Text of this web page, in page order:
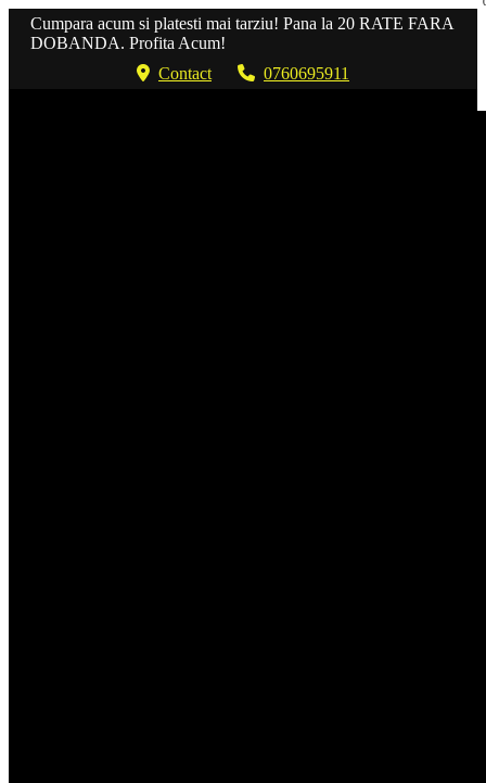
Cumpara acum si platesti mai tarziu! Pana la 20 RATE FARA
DOBANDA. Profita Acum!
Contact
0760695911